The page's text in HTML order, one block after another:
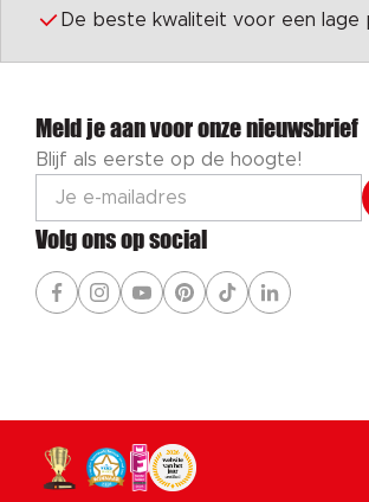
De beste kwaliteit voor een lage
Meld je aan voor onze nieuwsbrief
Blijf als eerste op de hoogte!
Volg ons op social